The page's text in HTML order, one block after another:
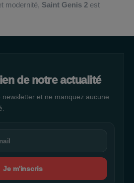
modernité, Saint Genis 2 est
de notre actualité
et ne manquez aucune
Je m'inscris